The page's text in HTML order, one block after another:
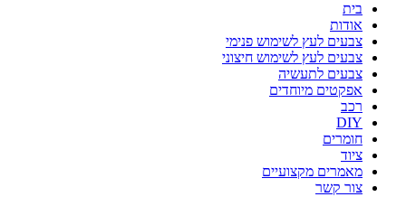
בית
אודות
צבעים לעץ לשימוש פנימי
צבעים לעץ לשימוש חיצוני
צבעים לתעשיה
אפקטים מיוחדים
רכב
DIY
חומרים
ציוד
מאמרים מקצועיים
צור קשר